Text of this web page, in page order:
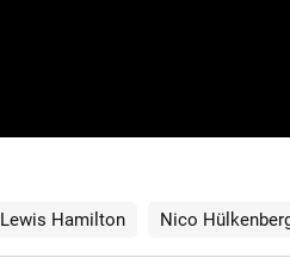
Lewis Hamilton Nico